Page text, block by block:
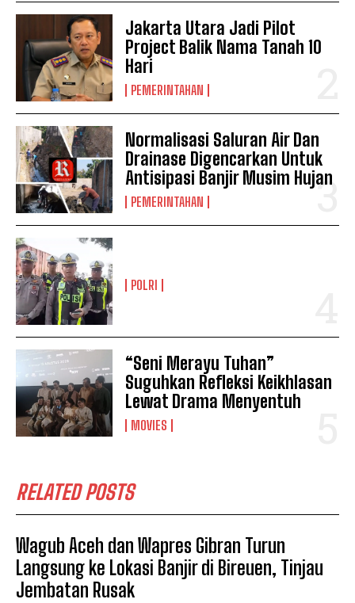
Jakarta Utara Jadi Pilot
Project Balik Nama Tanah 10
Hari
PEMERINTAHAN
Normalisasi Saluran Air Dan
Drainase Digencarkan Untuk
Antisipasi Banjir Musim Hujan
PEMERINTAHAN
POLRI
“Seni Merayu Tuhan”
Suguhkan Refleksi Keikhlasan
Lewat Drama Menyentuh
MOVIES
RELATED POSTS
Wagub Aceh dan Wapres Gibran Turun
Langsung ke Lokasi Banjir di Bireuen, Tinjau
Jembatan Rusak